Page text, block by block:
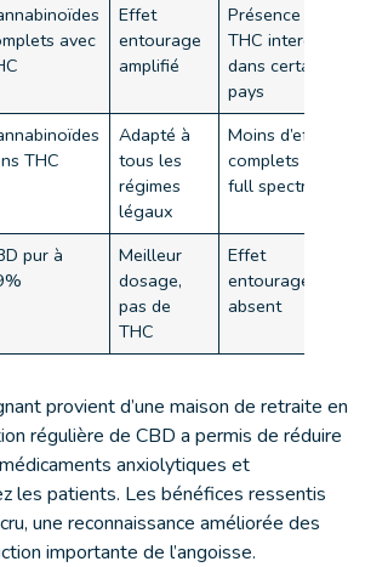
avec
Effet
entourage
amplifié
Présence de
THC interdit
dans certains
pays
THC
Adapté à
tous les
régimes
légaux
Moins d’effets
complets que
full spectrum
pur à
Meilleur
dosage,
pas de
THC
Effet
entourage
absent
provient d’une maison de retraite en
régulière de CBD a permis de réduire
anxiolytiques et
les patients. Les bénéfices ressentis
une reconnaissance améliorée des
importante de l’angoisse.